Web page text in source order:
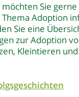
möchten Sie
Thema Adoption
Sie eine
zur Adoption
Kleintieren